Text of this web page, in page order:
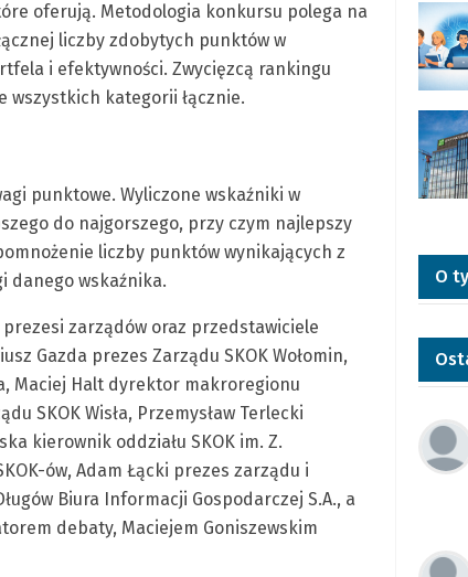
oferują. Metodologia konkursu polega na
liczby zdobytych punktów w
i efektywności. Zwycięzcą rankingu
wszystkich kategorii łącznie.
punktowe. Wyliczone wskaźniki w
do najgorszego, przy czym najlepszy
liczby punktów wynikających z
danego wskaźnika.
zarządów oraz przedstawiciele
Gazda prezes Zarządu SKOK Wołomin,
Maciej Halt dyrektor makroregionu
SKOK Wisła, Przemysław Terlecki
kierownik oddziału SKOK im. Z.
ów, Adam Łącki prezes zarządu i
Biura Informacji Gospodarczej S.A., a
debaty, Maciejem Goniszewskim
O